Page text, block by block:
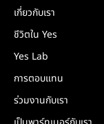
เกี่ยวกับเรา
ชีวิตใน Yes
Yes Lab
การตอบแทน
ร่วมงานกับเรา